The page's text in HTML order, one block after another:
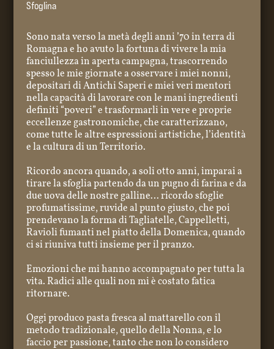
Sfoglina
Sono nata verso la metà degli anni ’70 in terra di
Romagna e ho avuto la fortuna di vivere la mia
fanciullezza in aperta campagna, trascorrendo
spesso le mie giornate a osservare i miei nonni,
depositari di Antichi Saperi e miei veri mentori
nella capacità di lavorare con le mani ingredienti
definiti “poveri” e trasformarli in vere e proprie
eccellenze gastronomiche, che caratterizzano,
come tutte le altre espressioni artistiche, l’identità
e la cultura di un Territorio.
Ricordo ancora quando, a soli otto anni, imparai a
tirare la sfoglia partendo da un pugno di farina e da
due uova delle nostre galline… ricordo sfoglie
profumatissime, ruvide al punto giusto, che poi
prendevano la forma di Tagliatelle, Cappelletti,
Ravioli fumanti nel piatto della Domenica, quando
ci si riuniva tutti insieme per il pranzo.
Emozioni che mi hanno accompagnato per tutta la
vita. Radici alle quali non mi è costato fatica
ritornare.
Oggi produco pasta fresca al mattarello con il
metodo tradizionale, quello della Nonna, e lo
faccio per passione, tanto che non lo considero